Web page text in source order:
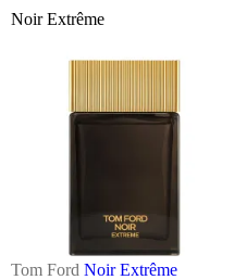
Noir Extrême
Tom Ford Noir Extrême